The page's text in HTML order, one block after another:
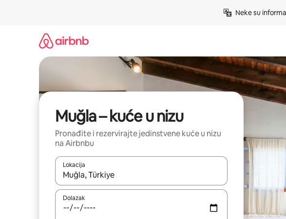
Neke su
Muğla – kuće u nizu
Pronađite i rezervirajte jedinstvene kuće u nizu
na Airbnbu
Lokacija
Kada budu dostupni rezultati, moći ćete ih pregledati koristeći se
Dolazak